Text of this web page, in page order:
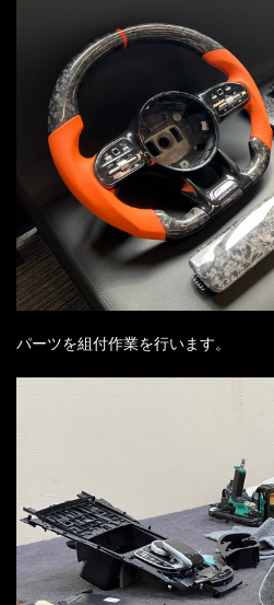
パーツを組付作業を行います。